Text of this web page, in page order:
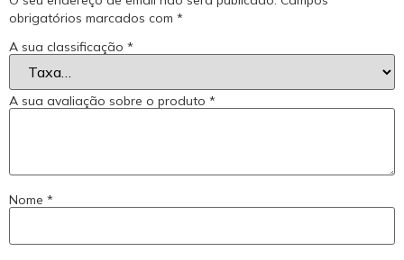
obrigatórios marcados com *
A sua classificação *
A sua avaliação sobre o produto *
Nome *